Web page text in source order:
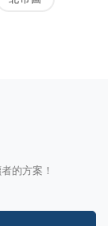
的方案！